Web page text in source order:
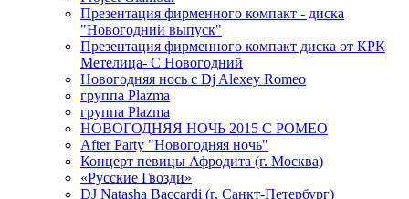
Презентация фирменного компакт - диска
"Новогодний выпуск"
Презентация фирменного компакт диска от КРК
Метелица- С Новогодний
Новогодняя нось с Dj Alexey Romeo
группа Plazma
группа Plazma
НОВОГОДНЯЯ НОЧЬ 2015 C РОМЕО
After Party "Новогодняя ночь"
Концерт певицы Афродита (г. Москва)
«Русские Гвозди»
DJ Natasha Baccardi (г. Санкт-Петербург)